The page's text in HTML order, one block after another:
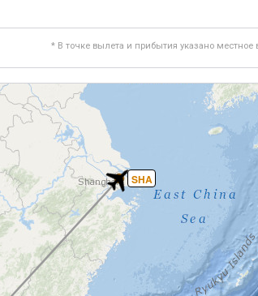
* В точке вылета и прибытия указано местное
SHA